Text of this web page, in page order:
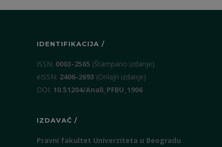
IDENTIFIKACIJA /
ISSN: 0003-2565 (Štampano izdanje)
eISSN: 2406-2693 (Onlajn izdanje)
DOI: 10.51204/Anali_PFBU_1906
IZDAVAČ /
Pravni fakultet Univerziteta u Beogradu